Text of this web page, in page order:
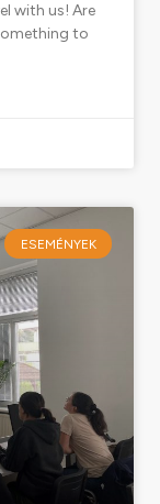
with us! Are
to
ESEMÉNYEK